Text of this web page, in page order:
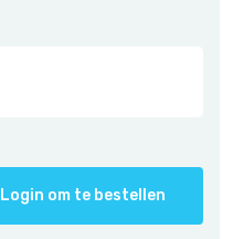
Login om te bestellen